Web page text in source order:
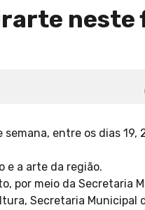
neste
entre os dias 19,
e a arte da região.
por meio da Secretaria
Secretaria Municipal